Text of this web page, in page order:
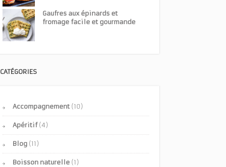
Gaufres aux épinards et
fromage facile et gourmande
CATÉGORIES
Accompagnement (10)
Apéritif(4)
Blog (11)
Boisson naturelle (1)